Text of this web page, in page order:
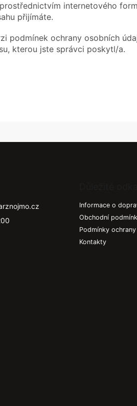
internetového
přijímáte.
podmínek ochrany osobních
kterou jste správci poskytl/a.
Informace o
Obchodní
Podmínky
Kontakty